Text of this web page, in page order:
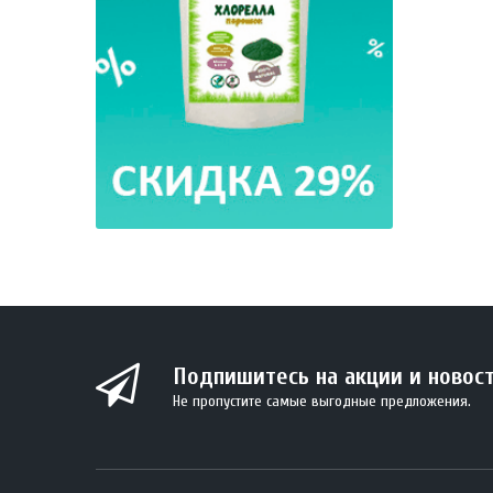
Подпишитесь на акции и
Не пропустите самые выгодные предложения.